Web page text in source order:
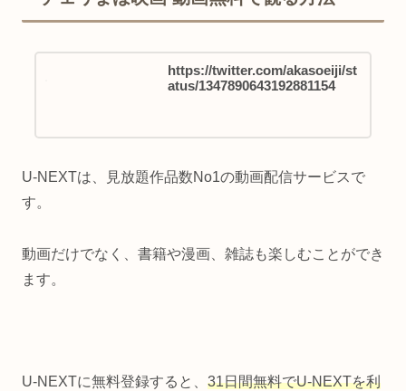
https://twitter.com/akasoeiji/st
atus/1347890643192881154
U-NEXTは、見放題作品数No1の動画配信サービスで
す。
動画だけでなく、書籍や漫画、雑誌も楽しむことができ
ます。
U-NEXTに無料登録すると、 31日間無料でU-NEXTを利